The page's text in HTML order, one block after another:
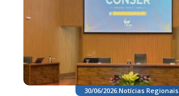
30/06/2026. Notícias Regionais